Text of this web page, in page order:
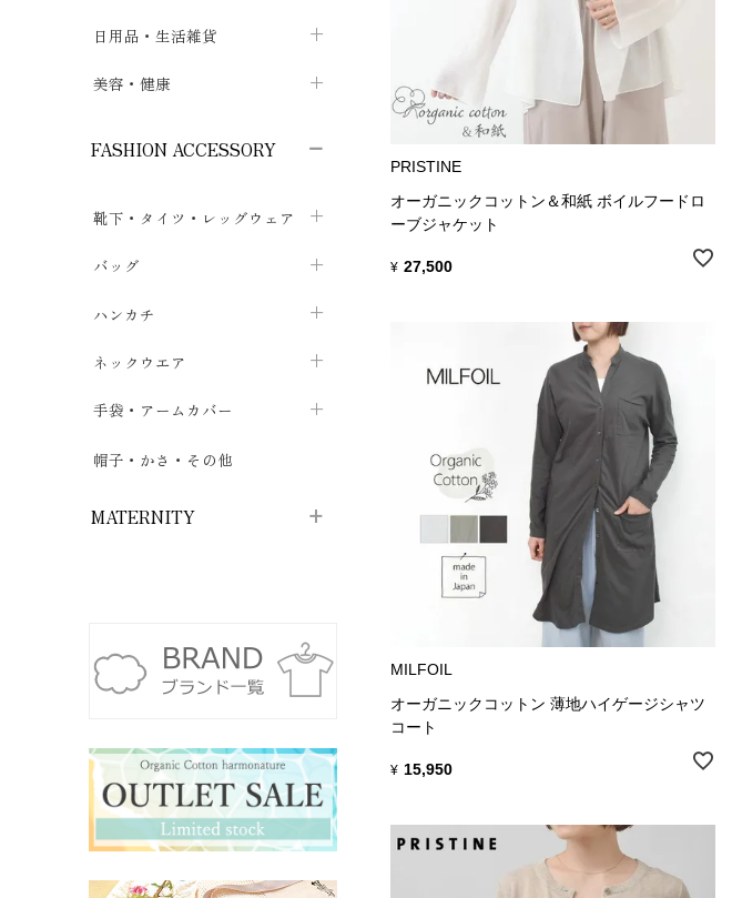
メンズパジャマchevron_right
バス用品chevron_right
ベッドシーツchevron_right
布団カバー・カバーセット
ケット・綿毛布chevron_right
布団chevron_right
日用品・生活雑貨
クッション
せっけん・洗剤chevron_right
その他小物・雑貨
ヨガマット・カーペット
美容・健康
ガーゼchevron_right
保湿・スキンケア・サポーターchevron_right
カイロ・湯たんぽ
FASHION ACCESSORY
靴下・タイツ・レッグウェア
フットカバー・アンクレット chevron_right
ソックス
ハイソックス
五本指・足袋ソックス
タイツ
バッグ
巾着・ポーチ
バッグ・ポシェット
ハンカチ
タオルハンカチ
ガーゼハンカチchevron_right
ハンカチchevron_right
ネックウエア
マフラーchevron_right
ストールchevron_right
手袋・アームカバー
ショート丈chevron_right
帽子・かさ・その他
MATERNITY
マタニティ・授乳ブラジャー
マタニティショーツchevron_right
マタニティ・授乳インナーchevron_right
マタ ニティ・ママ雑貨
授乳クッション・枕
その他ママ雑貨chevron_right
PRISTINE
オーガニックコットン＆和紙 ボイルフードロ
ーブジャケット
¥ 27,500
MILFOIL
オーガニックコットン 薄地ハイゲージシャツ
コート
¥ 15,950